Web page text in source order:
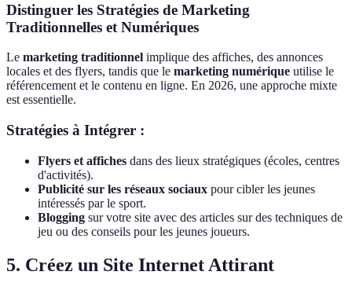
Distinguer les Stratégies de Marketing
Traditionnelles et Numériques
Le marketing traditionnel implique des affiches, des annonces
locales et des flyers, tandis que le marketing numérique utilise le
référencement et le contenu en ligne. En 2026, une approche mixte
est essentielle.
Stratégies à Intégrer :
Flyers et affiches dans des lieux stratégiques (écoles, centres
d'activités).
Publicité sur les réseaux sociaux pour cibler les jeunes
intéressés par le sport.
Blogging sur votre site avec des articles sur des techniques de
jeu ou des conseils pour les jeunes joueurs.
5. Créez un Site Internet Attirant